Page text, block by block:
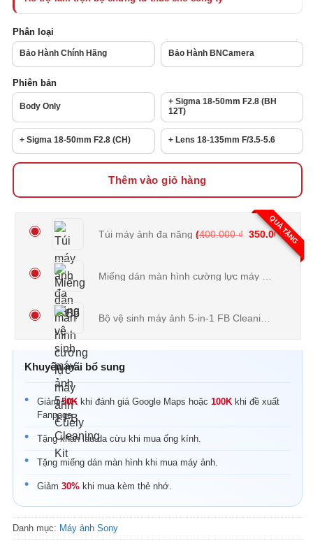
đến
47.200.000 ₫
Phân loại
Bảo Hành Chính Hãng Bảo Hành BNCamera
Phiên bản
Body Only
+ Sigma 18-50mm F2.8 (BH
12T)
+ Sigma 18-50mm F2.8 (CH) + Lens 18-135mm F/3.5-5.6
Thêm vào giỏ hàng
QUÀ TẶNG
Túi máy ảnh đa năng
(400.000₫ Giá gốc là:
350.000₫Giá
)
Bộ vệ sinh máy ảnh 5-in-1 FB Cleaning Kit
Khuyến mãi bổ sung
Giảm50K khi đánh giá Google Maps hoặc 100K khi đề xuất
Fanpage.
Tặng khăn lau da cừu khi mua ống kính.
Tặng miếng dán màn hình khi mua máy ảnh.
Giảm 30% khi mua kèm thẻ nhớ.
Danh mục: Máy ảnh Sony